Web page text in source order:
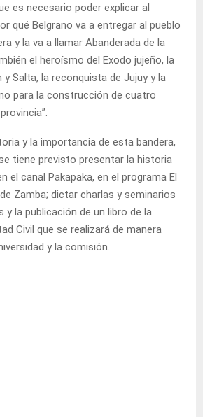
es necesario poder explicar al
qué Belgrano va a entregar al pueblo
y la va a llamar Abanderada de la
el heroísmo del Exodo jujeño, la
y Salta, la reconquista de Jujuy y la
para la construcción de cuatro
y la importancia de esta bandera,
tiene previsto presentar la historia
el canal Pakapaka, en el programa El
Zamba; dictar charlas y seminarios
y la publicación de un libro de la
Civil que se realizará de manera
y la comisión.